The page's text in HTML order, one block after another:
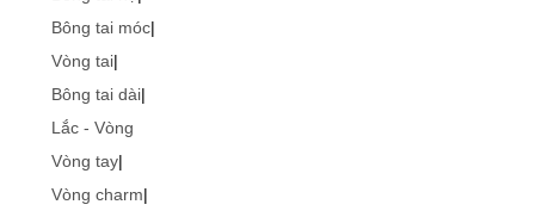
Bông tai móc|
Vòng tai|
Bông tai dài|
Lắc - Vòng
Vòng tay|
Vòng charm|